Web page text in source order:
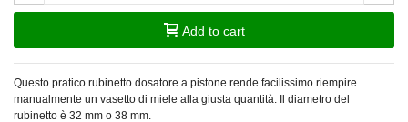
Add to cart
Questo pratico rubinetto dosatore a pistone rende facilissimo riempire
manualmente un vasetto di miele alla giusta quantità. Il diametro del
rubinetto è 32 mm o 38 mm.